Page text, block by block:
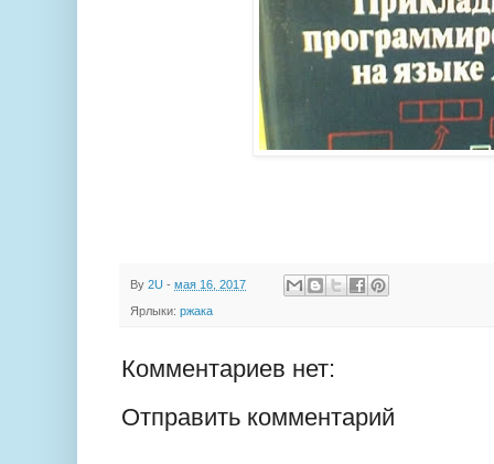
By 2U - мая 16, 2017
Ярлыки: ржака
Комментариев нет:
Отправить комментарий